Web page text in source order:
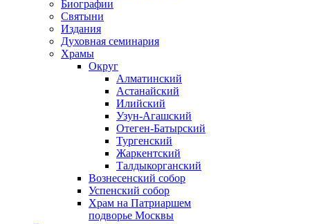
Биографии
Святыни
Издания
Духовная семинария
Храмы
Округ
Алматинский
Астанайский
Илийский
Узун-Агашский
Отеген-Батырский
Тургенский
Жаркентский
Талдыкорганский
Вознесенский собор
Успенский собор
Храм на Патриаршем
подворье Москвы